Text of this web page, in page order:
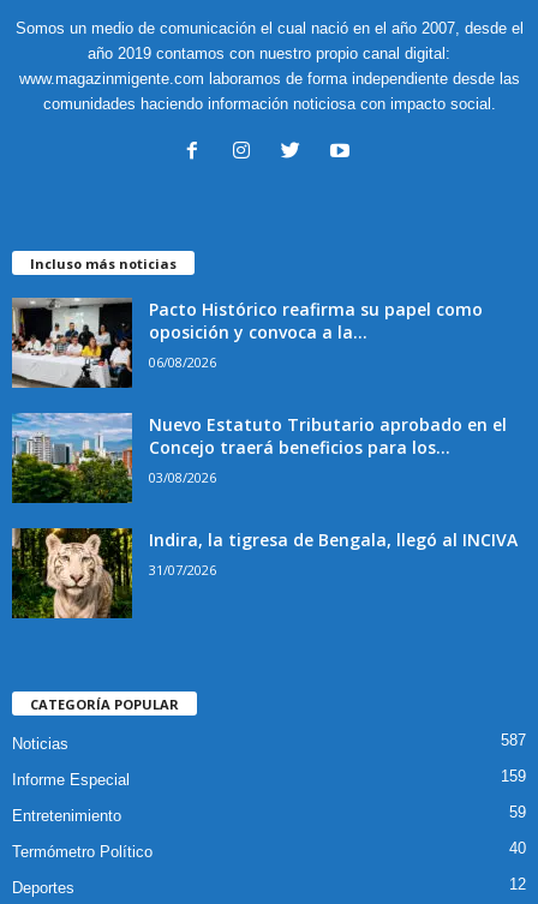
Somos un medio de comunicación el cual nació en el año 2007, desde el
año 2019 contamos con nuestro propio canal digital:
www.magazinmigente.com laboramos de forma independiente desde las
comunidades haciendo información noticiosa con impacto social.
Incluso más noticias
Pacto Histórico reafirma su papel como
oposición y convoca a la...
06/08/2026
Nuevo Estatuto Tributario aprobado en el
Concejo traerá beneficios para los...
03/08/2026
Indira, la tigresa de Bengala, llegó al INCIVA
31/07/2026
CATEGORÍA POPULAR
Noticias 587
Informe Especial 159
Entretenimiento 59
Termómetro Político 40
Deportes 12